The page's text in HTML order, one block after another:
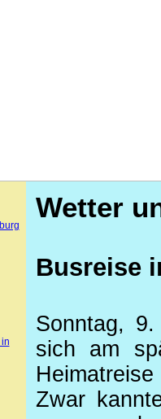
Wetter
Busreise
Sonntag,
sich am
Zwar